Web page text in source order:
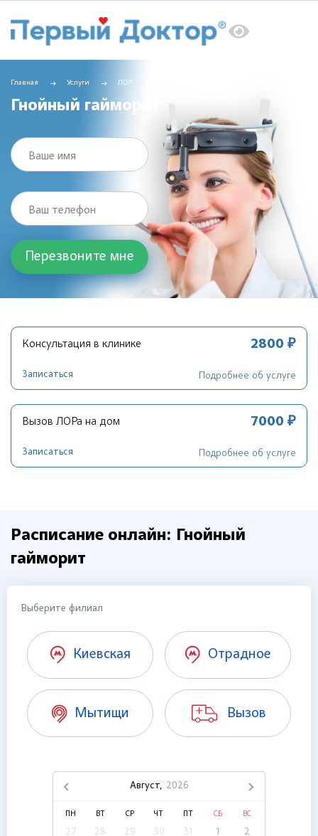
Главная Услуги ЛОР
Гнойный гайморит
Ваше имя
Ваш телефон
Консультация в клинике 2800 ₽
Записаться Подробнее об услуге
Вызов ЛОРа на дом 7000 ₽
Записаться Подробнее об услуге
Расписание онлайн: Гнойный
гайморит
Выберите филиал
Киевская Отрадное
Мытищи Вызов
Август, 2026
ПН ВТ СР ЧТ СБ ВС
27 28 29 30 31 1 2